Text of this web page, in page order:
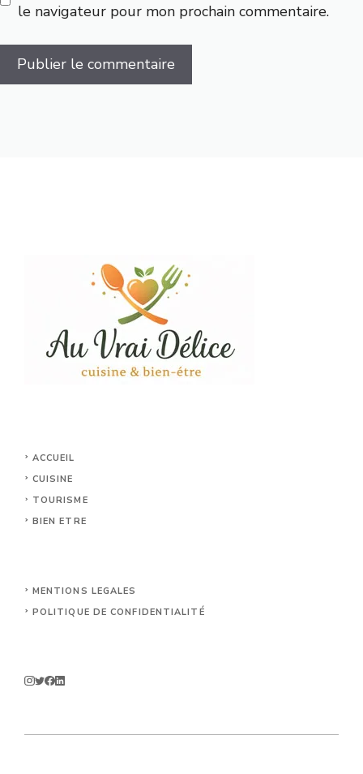
le navigateur pour mon prochain commentaire.
ACCUEIL
CUISINE
TOURISME
BIEN ETRE
MENTIONS LEGALES
POLITIQUE DE CONFIDENTIALITÉ